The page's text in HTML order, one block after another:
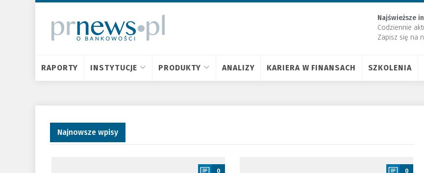
Najświeższe
Codziennie
Zapisz się na
RAPORTY INSTYTUCJE PRODUKTY ANALIZY KARIERA W FINANSACH SZKOLENIA
Najnowsze wpisy
0 0